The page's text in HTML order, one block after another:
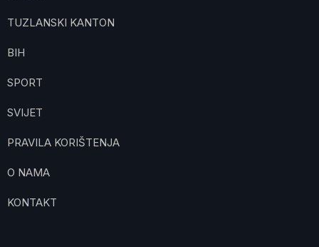
TUZLANSKI KANTON
BIH
SPORT
SVIJET
PRAVILA KORIŠTENJA
O NAMA
KONTAKT